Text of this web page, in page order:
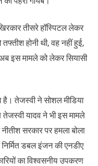
नीट
छात्रा
की
में
बड़ा
तीसरे हॉस्पिटल लेकर
होनी थी, वह नहीं हुई,
इस मामले को लेकर सियासी
है। तेजस्वी ने सोशल मीडिया
यादव ने भी इस मामले
सरकार पर हमला बोला
डबल इंजन की एनडीए
का विश्वसनीय उपकरण